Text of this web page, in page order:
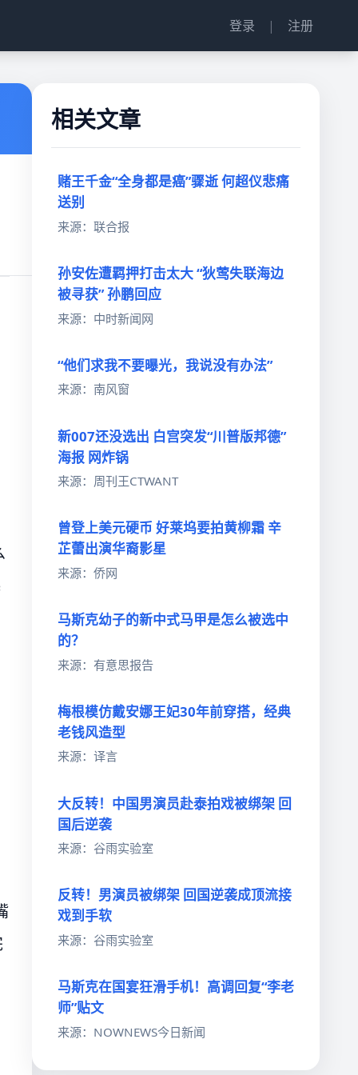
登录 | 注册
相关文章
赌王千金“全身都是癌”骤逝 何超仪悲痛
送别
来源：联合报
孙安佐遭羁押打击太大 “狄莺失联海边
被寻获” 孙鹏回应
来源：中时新闻网
“他们求我不要曝光，我说没有办法”
来源：南风窗
新007还没选出 白宫突发“川普版邦德”
海报 网炸锅
来源：周刊王CTWANT
曾登上美元硬币 好莱坞要拍黄柳霜 辛
芷蕾出演华裔影星
来源：侨网
马斯克幼子的新中式马甲是怎么被选中
的？
来源：有意思报告
梅根模仿戴安娜王妃30年前穿搭，经典
老钱风造型
来源：译言
大反转！中国男演员赴泰拍戏被绑架 回
国后逆袭
来源：谷雨实验室
反转！男演员被绑架 回国逆袭成顶流接
戏到手软
来源：谷雨实验室
马斯克在国宴狂滑手机！高调回复“李老
师”贴文
来源：NOWNEWS今日新闻